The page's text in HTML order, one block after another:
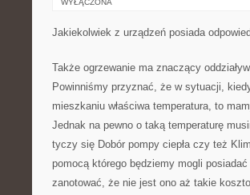
WYŁĄCZONA
Jakiekolwiek z urządzeń posiada
Także ogrzewanie ma znaczący
Powinniśmy przyznać, że w sytuacji,
mieszkaniu właściwa temperatura, to
Jednak na pewno o taką temperaturę
tyczy się Dobór pompy ciepła czy też
pomocą którego będziemy mogli
zanotować, że nie jest ono aż takie